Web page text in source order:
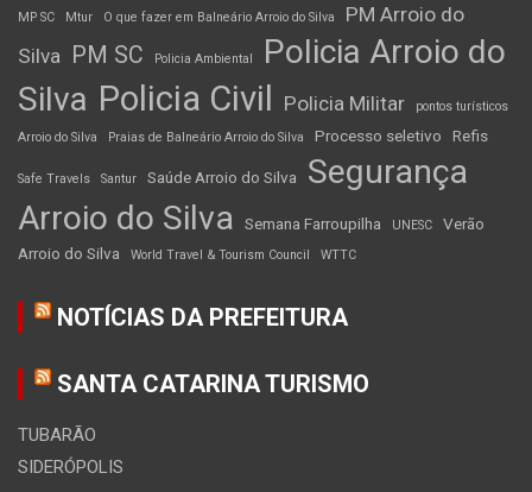
MP SC
Mtur O que fazer em Balneário Arroio do Silva
PM Arroio do
Silva
PM SC Policia Ambiental
Policia Arroio do
Silva Policia Civil Policia Militar
pontos turísticos
Arroio do Silva
Praias de Balneário Arroio do Silva Processo seletivo Refis
Safe Travels Santur Saúde Arroio do Silva
Segurança
Arroio do Silva
Semana Farroupilha UNESC
Verão
Arroio do Silva
World Travel & Tourism Council WTTC
NOTÍCIAS DA PREFEITURA
SANTA CATARINA TURISMO
TUBARÃO
SIDERÓPOLIS